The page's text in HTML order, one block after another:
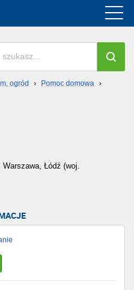
ogród › Pomoc domowa ›
Łódź (woj.